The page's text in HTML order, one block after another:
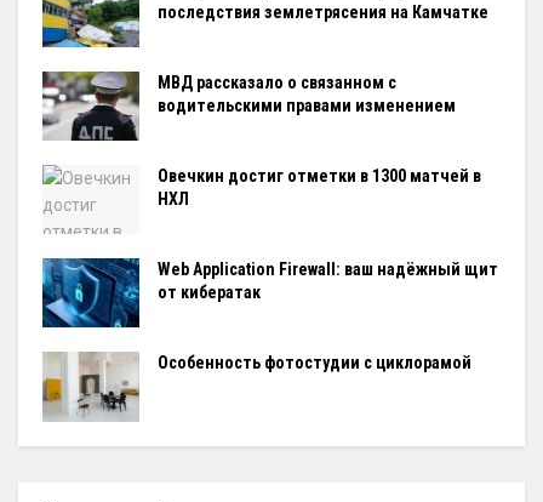
последствия землетрясения на Камчатке
МВД рассказало о связанном с
водительскими правами изменением
Овечкин достиг отметки в 1300 матчей в
НХЛ
Web Application Firewall: ваш надёжный щит
от кибератак
Особенность фотостудии с циклорамой